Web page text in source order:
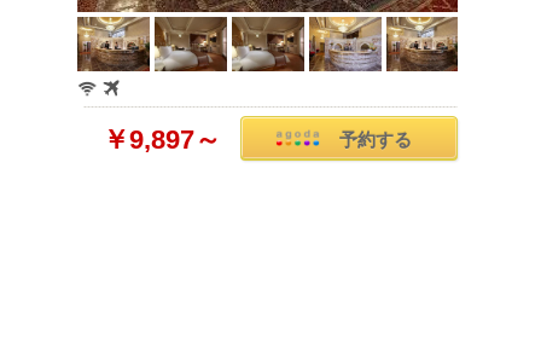
￥9,897～ 予約する